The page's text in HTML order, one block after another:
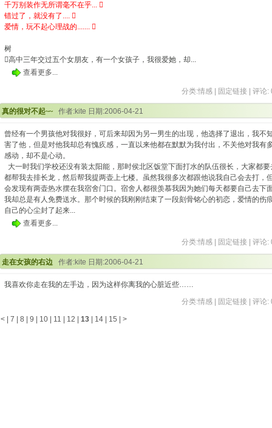
千万别装作无所谓毫不在乎... 
错过了，就没有了.... 
爱情，玩不起心理战的....... 
树
高中三年交过五个女朋友，有一个女孩子，我很爱她，却...
查看更多...
分类:情感 固定链接 评论:
真的很对不起~~ 作者:kite 日期:2006-04-21
曾经有一个男孩他对我很好，可后来却因为另一男生的出现，他选择了退出，我不
害了他，但是对他我却总有愧疚感，一直以来他都在默默为我付出，不关他对我有
感动，却不是心动。
大一时我们学校还没有装太阳能，那时侯北区饭堂下面打水的队伍很长，大家都
都帮我去排长龙，然后帮我提两壶上七楼。虽然我很多次都跟他说我自己会去打，
会发现有两壶热水摆在我宿舍门口。宿舍人都很羡慕我因为她们每天都要自己去下
我却总是有人免费送水。那个时候的我刚刚结束了一段刻骨铭心的初恋，爱情的伤
自己的心尘封了起来...
查看更多...
分类:情感 固定链接 评论:
走在女孩的右边 作者:kite 日期:2006-04-21
我喜欢你走在我的左手边，因为这样你离我的心脏近些……
分类:情感 固定链接 评论:
< 7 8 9 10 11 12 13 14 15 >